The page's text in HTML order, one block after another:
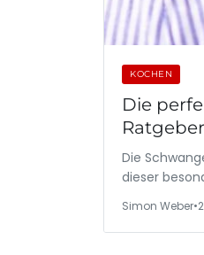
KOCHEN
Die
Die
dieser
Simon Weber•